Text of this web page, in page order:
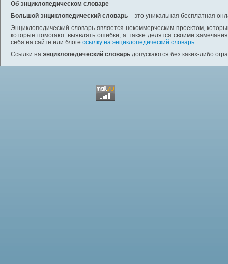
Об энциклопедическом словаре
Большой энциклопедический словарь – это уникальная бесплатная
Энциклопедический словарь является некоммерческим проектом,
которые помогают выявлять ошибки, а также делятся своими
себя на сайте или блоге ссылку на энциклопедический словарь.
Ссылки на энциклопедический словарь допускаются без каких-либо